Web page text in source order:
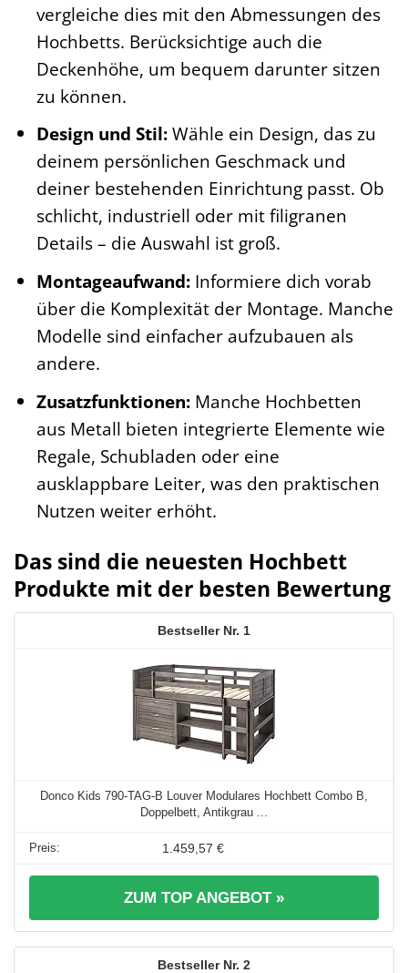
vergleiche dies mit den Abmessungen des
Hochbetts. Berücksichtige auch die
Deckenhöhe, um bequem darunter sitzen
zu können.
Design und Stil:Wähle ein Design, das zu
deinem persönlichen Geschmack und
deiner bestehenden Einrichtung passt. Ob
schlicht, industriell oder mit filigranen
Details – die Auswahl ist groß.
Montageaufwand: Informiere dich vorab
über die Komplexität der Montage. Manche
Modelle sind einfacher aufzubauen als
andere.
Zusatzfunktionen: Manche Hochbetten
aus Metall bieten integrierte Elemente wie
Regale, Schubladen oder eine
ausklappbare Leiter, was den praktischen
Nutzen weiter erhöht.
Das sind die neuesten Hochbett
Produkte mit der besten Bewertung
1
Donco Kids 790-TAG-B Louver Modulares Hochbett Combo B,
Doppelbett, Antikgrau ...
1.459,57 €
ZUM TOP ANGEBOT »
2